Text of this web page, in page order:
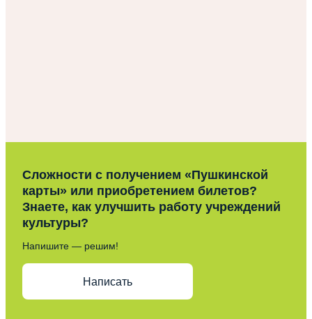
Сложности с получением «Пушкинской
карты» или приобретением билетов?
Знаете, как улучшить работу учреждений
культуры?
Напишите — решим!
Написать